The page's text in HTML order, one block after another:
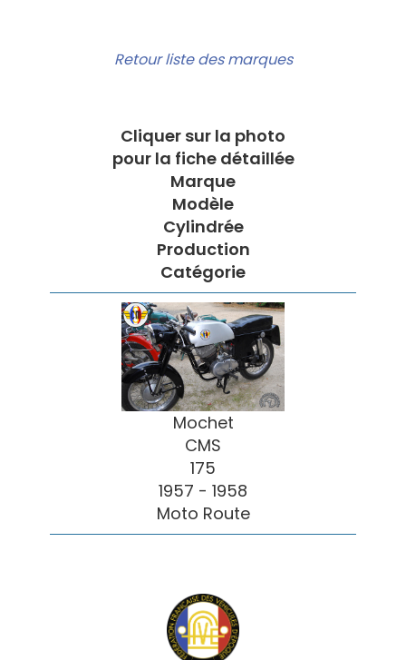
Retour liste des marques
Cliquer sur la photo
pour la fiche détaillée
Marque
Modèle
Cylindrée
Production
Catégorie
Mochet
CMS
175
1957 - 1958
Moto Route